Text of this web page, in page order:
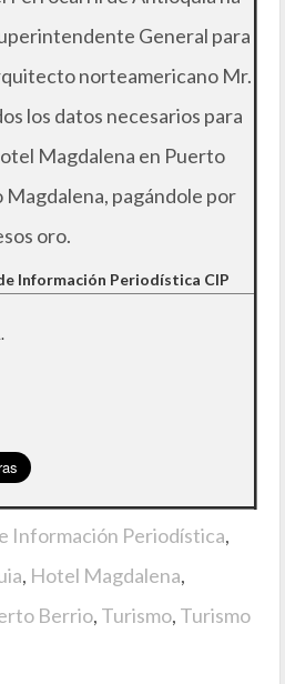
General para
norteamericano Mr.
los datos necesarios para
Magdalena en Puerto
Magdalena, pagándole por
oro.
Información Periodística CIP
Información Periodística,
, Hotel Magdalena,
Berrio, Turismo, Turismo